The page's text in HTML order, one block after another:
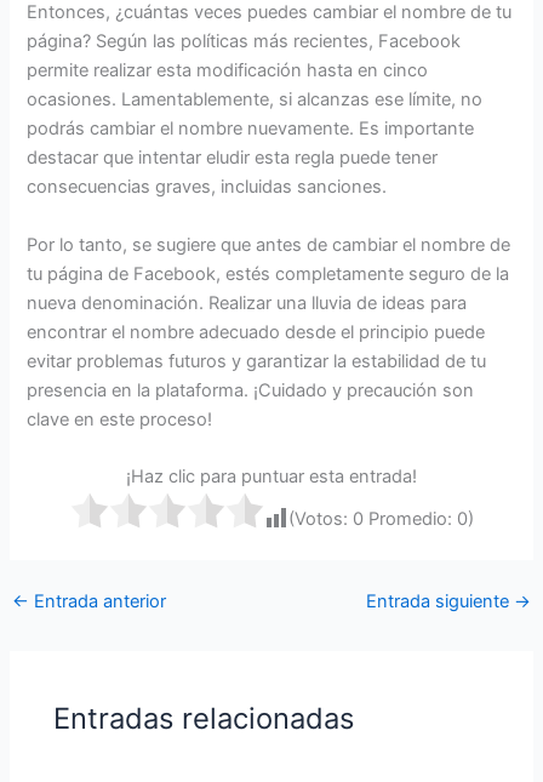
Entonces, ¿cuántas veces puedes cambiar el nombre de tu
página? Según las políticas más recientes, Facebook
permite realizar esta modificación hasta en cinco
ocasiones. Lamentablemente, si alcanzas ese límite, no
podrás cambiar el nombre nuevamente. Es importante
destacar que intentar eludir esta regla puede tener
consecuencias graves, incluidas sanciones.
Por lo tanto, se sugiere que antes de cambiar el nombre de
tu página de Facebook, estés completamente seguro de la
nueva denominación. Realizar una lluvia de ideas para
encontrar el nombre adecuado desde el principio puede
evitar problemas futuros y garantizar la estabilidad de tu
presencia en la plataforma. ¡Cuidado y precaución son
clave en este proceso!
¡Haz clic para puntuar esta entrada!
(Votos: 0Promedio: 0)
← Entrada anterior Entrada siguiente →
Entradas relacionadas